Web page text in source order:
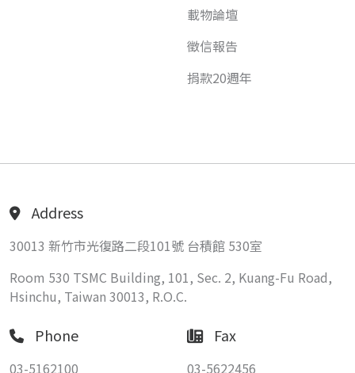
載物論壇
徵信報告
捐款20週年
Address
30013 新竹市光復路二段101號 台積館 530室
Room 530 TSMC Building, 101, Sec. 2, Kuang-Fu Road,
Hsinchu, Taiwan 30013, R.O.C.
Phone
03-5162100
Fax
03-5622456